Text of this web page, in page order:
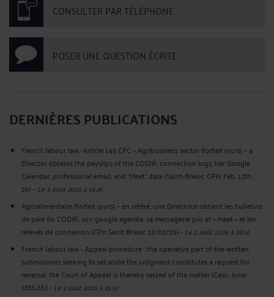
CONSULTER PAR TÉLÉPHONE
POSER UNE QUESTION ÉCRITE
DERNIÈRES PUBLICATIONS
French labour law -Article 145 CPC – Agribusiness sector (forfait jours) – a
Director obtains the payslips of the CODIR, connection logs, her Google
Calendar, professional email, and "Meet" data (Saint-Brieuc CPH, Feb. 12th ,
26)- Le 3 août 2026 à 15:26
Agroalimentaire (forfait jours) – en référé, une Directrice obtient les bulletins
de paie du CODIR, son google agenda, sa messagerie pro et « meet » et les
relevés de connexion (CPH Saint Brieuc 12/02/26)- Le 2 août 2026 à 18:14
French labour law - Appeal procedure : the operative part of the written
submissions seeking to set aside the judgment constitutes a request for
reversal; the Court of Appeal is thereby seized of the matter (Cass., June
18th,26,)- Le 2 août 2026 à 15:57